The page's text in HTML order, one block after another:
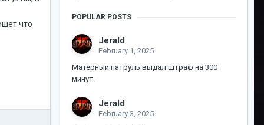
что
POPULAR POSTS
Jerald
February 1, 2025
Матерный патруль выдал штраф на 300
минут.
Jerald
February 3, 2025